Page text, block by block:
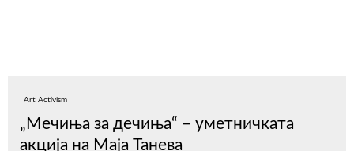
Art Activism
„Мечиња за дечиња“ – уметничката
акција на Маја Танева